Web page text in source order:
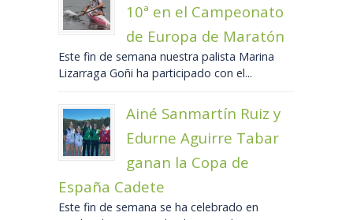
10ª en el Campeonato
de Europa de Maratón
Este fin de semana nuestra palista Marina
Lizarraga Goñi ha participado con el...
Ainé Sanmartín Ruiz y
Edurne Aguirre Tabar
ganan la Copa de
España Cadete
Este fin de semana se ha celebrado en